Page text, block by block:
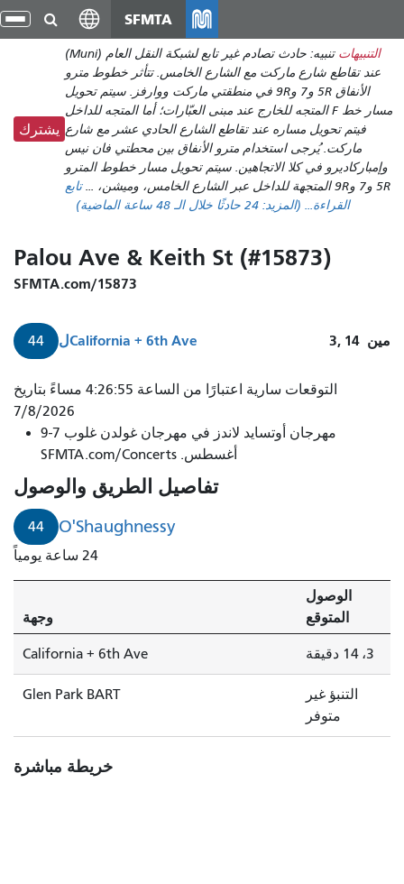
انتقل
إلى
المحتوى
الرئيسي
SFMTA
التنبيهات
تنبيه: حادث تصادم غير تابع لشبكة النقل العام (Muni)
عند تقاطع شارع ماركت مع الشارع الخامس. تتأثر خطوط مترو
الأنفاق 5R و7 و9R في منطقتي ماركت ووارفز. سيتم تحويل
مسار خط F المتجه للخارج عند مبنى العبّارات؛ أما المتجه للداخل
فيتم تحويل مساره عند تقاطع الشارع الحادي عشر مع شارع
ماركت. يُرجى استخدام مترو الأنفاق بين محطتي فان نيس
وإمباركاديرو في كلا الاتجاهين. سيتم تحويل مسار خطوط المترو
5R و7 و9R المتجهة للداخل عبر الشارع الخامس، وميشن، ...
تابع
القراءة... (المزيد: 24 حادثًا خلال الـ 48 ساعة الماضية)
يشترك
Palou Ave & Keith St (#15873)
SFMTA.com/15873
44 لCalifornia + 6th Ave 3, 14 مين
44-
أوشوغنيسي
يصل
خلال
دقائق.
التوقعات سارية اعتبارًا من الساعة 4:26:55 مساءً بتاريخ
7/8/2026
مهرجان أوتسايد لاندز في مهرجان غولدن غلوب 7-9
أغسطس. SFMTA.com/Concerts
تفاصيل الطريق والوصول
44 O'Shaughnessy
24 ساعة يومياً
وجهة
الوصول
المتوقع
California + 6th Ave 3، 14 دقيقة
Glen Park BART
التنبؤ غير
متوفر
خريطة مباشرة